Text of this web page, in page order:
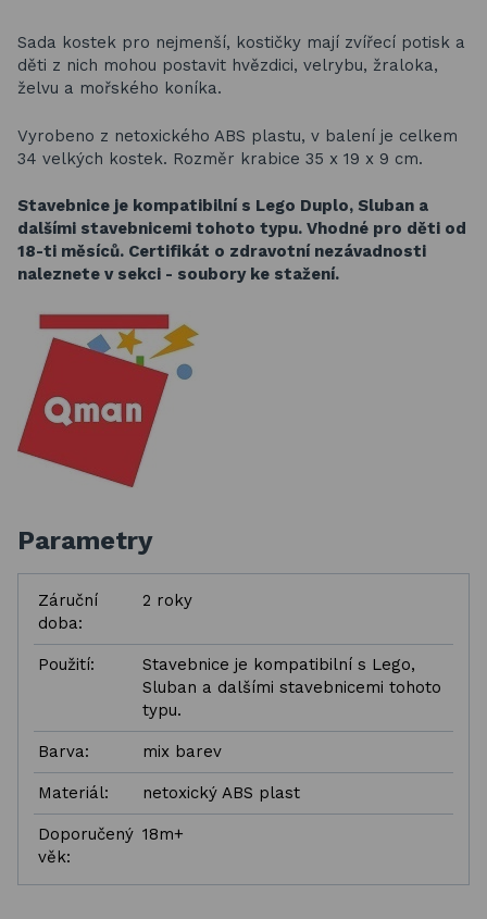
Sada kostek pro nejmenší, kostičky mají zvířecí potisk a
děti z nich mohou postavit hvězdici, velrybu, žraloka,
želvu a mořského koníka.
Vyrobeno z netoxického ABS plastu, v balení je celkem
34 velkých kostek. Rozměr krabice 35 x 19 x 9 cm.
Stavebnice je kompatibilní s Lego Duplo, Sluban a
dalšími stavebnicemi tohoto typu. Vhodné pro děti od
18-ti měsíců. Certifikát o zdravotní nezávadnosti
naleznete v sekci - soubory ke stažení.
Parametry
Záruční
doba:
2 roky
Použití:
Stavebnice je kompatibilní s Lego,
Sluban a dalšími stavebnicemi tohoto
typu.
Barva: mix barev
Materiál: netoxický ABS plast
Doporučený
věk:
18m+